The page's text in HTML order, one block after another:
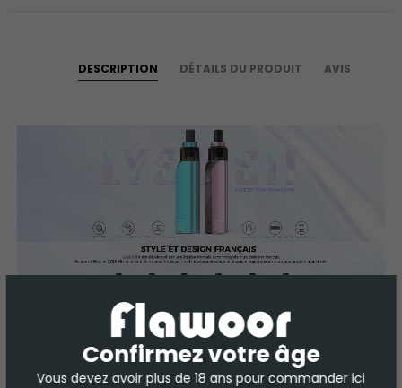
Confirmez votre âge
Vous devez avoir plus de 18 ans pour commander ici
DESCRIPTION DÉTAILS DU PRODUIT AVIS